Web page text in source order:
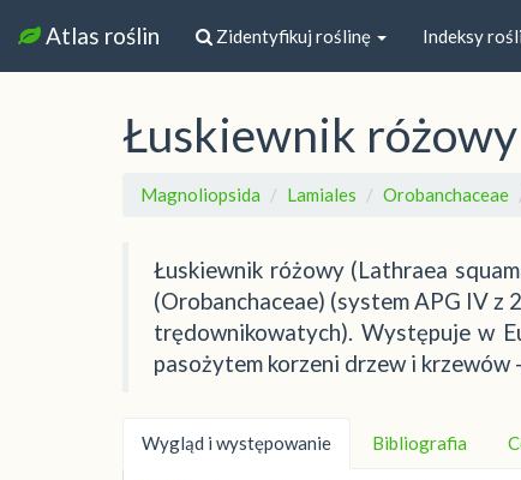
Atlas roślin Zidentyfikuj roślinę Indeksy
Łuskiewnik różowy
Magnoliopsida Lamiales Orobanchaceae
Łuskiewnik różowy (Lathraea
(Orobanchaceae) (system APG IV z
trędownikowatych). Występuje w
pasożytem korzeni drzew i krzewów
Wygląd i występowanie Bibliografia